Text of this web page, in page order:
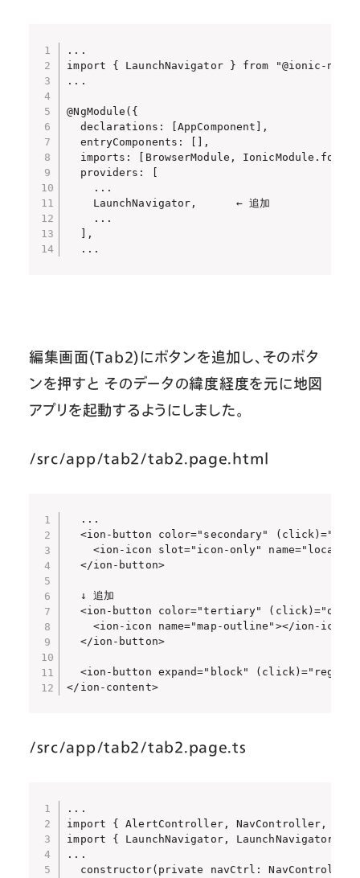
...
import { LaunchNavigator } from "@ionic-
...
@NgModule({
  declarations: [AppComponent],
  entryComponents: [],
imports: [BrowserModule,
  providers: [
    ...
    LaunchNavigator,      ← 追加
    ...
  ],
  ...
編集画面(Tab2)にボタンを追加し、そのボタ
ンを押すと そのデータの緯度経度を元に地図
アプリを起動するようにしました。
/src/app/tab2/tab2.page.html
  ...
<ion-button color="secondary"
<ion-icon slot="icon-only"
  </ion-button>
  ↓ 追加
<ion-button color="tertiary"
    <ion-icon name="map-outline"></ion-icon>
  </ion-button>
<ion-button expand="block"
</ion-content>
/src/app/tab2/tab2.page.ts
...
import { AlertController, NavController,
import { LaunchNavigator,
...
  constructor(private navCtrl: NavController,